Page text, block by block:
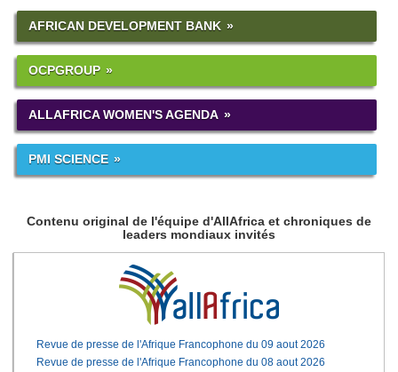
AFRICAN DEVELOPMENT BANK
OCPGROUP
ALLAFRICA WOMEN'S AGENDA
PMI SCIENCE
Contenu original de l'équipe d'AllAfrica et chroniques de
leaders mondiaux invités
Revue de presse de l'Afrique Francophone du 09 aout 2026
Revue de presse de l'Afrique Francophone du 08 aout 2026